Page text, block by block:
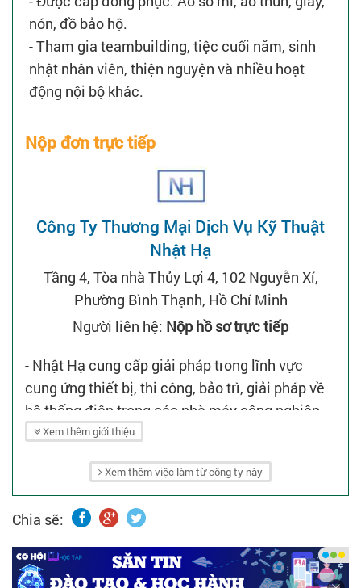
nón, đồ bảo hộ.
- Tham gia teambuilding, tiệc cuối năm, sinh
nhật nhân viên, thiện nguyện và nhiều hoạt
động nội bộ khác.
Nộp đơn trực tiếp
Công Ty Thương Mại Dịch Vụ Kỹ Thuật
Nhật Hạ
Tầng 4, Tòa nhà Thủy Lợi 4, 102 Nguyễn Xí,
Phường Bình Thạnh, Hồ Chí Minh
Người liên hệ: Nộp hồ sơ trực tiếp
- Nhật Hạ cung cấp giải pháp trong lĩnh vực
cung ứng thiết bị, thi công, bảo trì, giải pháp về
hệ thống điện trong các nhà máy công nghiệp
và lưới điện phân phối.
hàng lên hàng đầu.
Xem thêm giới thiệu
Xem thêm việc làm từ công ty này
Chia sẽ: